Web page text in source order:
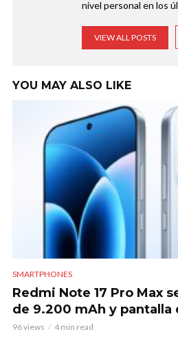
nivel personal en los
VIEW ALL POSTS
YOU MAY ALSO LIKE
SMARTPHONES
Redmi Note 17 Pro Max
de 9.200 mAh y pantalla
96 views 4 min read